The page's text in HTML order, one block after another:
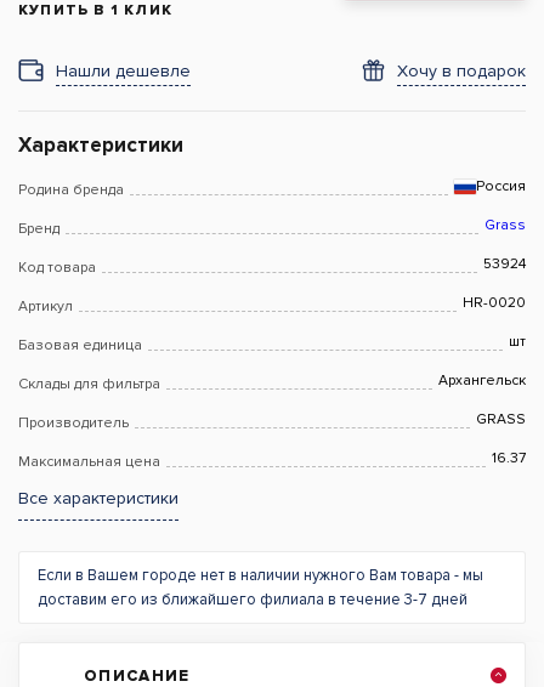
КУПИТЬ В 1 КЛИК
Нашли дешевле Хочу в подарок
Характеристики
Родина бренда Россия
Бренд Grass
Код товара 53924
Артикул HR-0020
Базовая единица шт
Склады для фильтра Архангельск
Производитель GRASS
Максимальная цена 16.37
Все характеристики
Если в Вашем городе нет в наличии нужного Вам товара - мы
доставим его из ближайшего филиала в течение 3-7 дней
ОПИСАНИЕ